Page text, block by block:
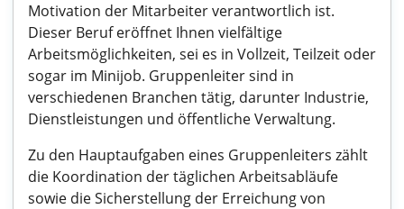
Motivation der Mitarbeiter verantwortlich ist.
Dieser Beruf eröffnet Ihnen vielfältige
Arbeitsmöglichkeiten, sei es in Vollzeit, Teilzeit oder
sogar im Minijob. Gruppenleiter sind in
verschiedenen Branchen tätig, darunter Industrie,
Dienstleistungen und öffentliche Verwaltung.
Zu den Hauptaufgaben eines Gruppenleiters zählt
die Koordination der täglichen Arbeitsabläufe
sowie die Sicherstellung der Erreichung von